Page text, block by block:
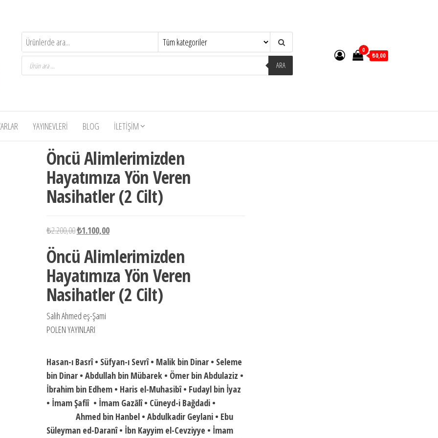
Products
search ARA
0
₺0,00
YAYINEVLERI BLOG İLETIŞIM
Öncü Alimlerimizden
Hayatımıza Yön Veren
Nasihatler (2 Cilt)
₺2.200,00Orijinal
₺2.200,00.
₺1.100,00Şu
fiyat:
₺1.100,00.
Öncü Alimlerimizden
Hayatımıza Yön Veren
Nasihatler (2 Cilt)
Salih Ahmed eş-Şami
POLEN YAYINLARI
Hasan-ı Basrî • Süfyan-ı Sevrî • Malik bin Dinar • Seleme
bin Dinar • Abdullah bin Mübarek • Ömer bin Abdulaziz •
İbrahim bin Edhem • Haris el-Muhasibî • Fudayl bin İyaz
• İmam Şafiî • İmam Gazālî • Cüneyd-i Bağdadi •
Ahmed bin Hanbel • Abdulkadir Geylani • Ebu
Süleyman ed-Daranî • İbn Kayyim el-Cevziyye • İmam